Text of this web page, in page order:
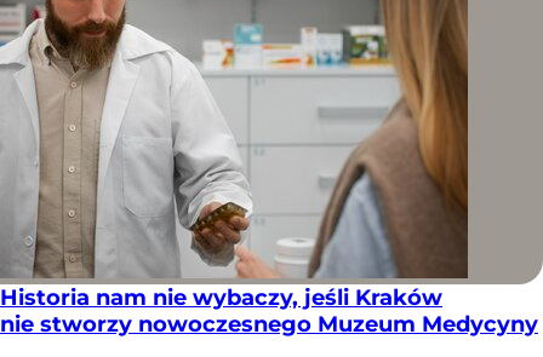
Historia nam nie wybaczy, jeśli Kraków
nie stworzy nowoczesnego Muzeum Medycyny